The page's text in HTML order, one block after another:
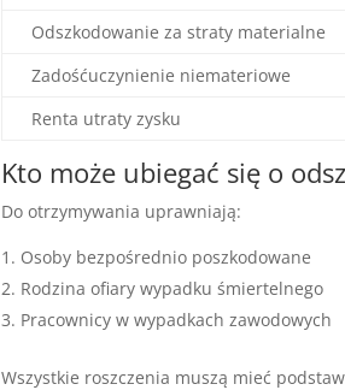
Odszkodowanie za straty materialne
Zadośćuczynienie niemateriowe
Renta utraty zysku
Kto może ubiegać się o
Do otrzymywania uprawniają:
Osoby bezpośrednio poszkodowane
Rodzina ofiary wypadku śmiertelnego
Pracownicy w wypadkach zawodowych
Wszystkie roszczenia muszą mieć